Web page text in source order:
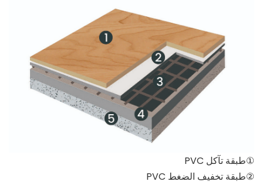
①طبقة تآكل PVC
②طبقة تخفيف الضغط PVC